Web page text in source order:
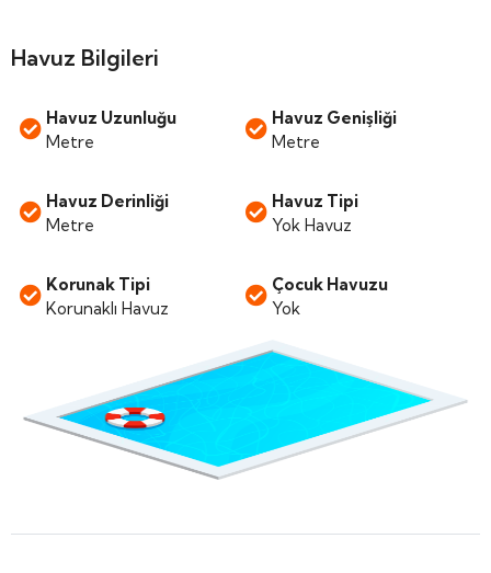
Havuz Bilgileri
Havuz Uzunluğu
Metre
Havuz Genişliği
Metre
Havuz Derinliği
Metre
Havuz Tipi
Yok Havuz
Korunak Tipi
Korunaklı Havuz
Çocuk Havuzu
Yok